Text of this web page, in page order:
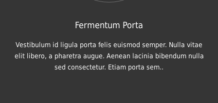
Fermentum Porta
Vestibulum id ligula porta felis euismod semper. Nulla vitae
elit libero, a pharetra augue. Aenean lacinia bibendum nulla
sed consectetur. Etiam porta sem..